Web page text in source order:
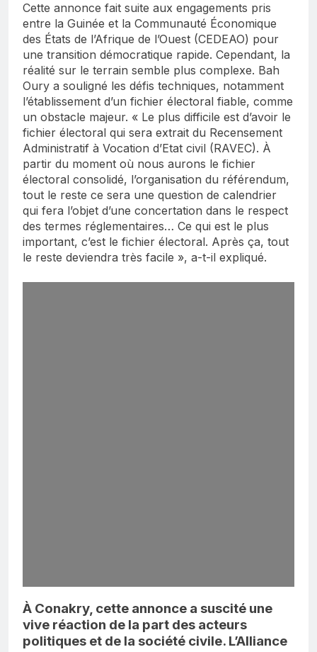
Cette annonce fait suite aux engagements pris
entre la Guinée et la Communauté Économique
des États de l’Afrique de l’Ouest (CEDEAO) pour
une transition démocratique rapide. Cependant, la
réalité sur le terrain semble plus complexe. Bah
Oury a souligné les défis techniques, notamment
l’établissement d’un fichier électoral fiable, comme
un obstacle majeur. « Le plus difficile est d’avoir le
fichier électoral qui sera extrait du Recensement
Administratif à Vocation d’Etat civil (RAVEC). À
partir du moment où nous aurons le fichier
électoral consolidé, l’organisation du référendum,
tout le reste ce sera une question de calendrier
qui fera l’objet d’une concertation dans le respect
des termes réglementaires… Ce qui est le plus
important, c’est le fichier électoral. Après ça, tout
le reste deviendra très facile », a-t-il expliqué.
À Conakry, cette annonce a suscité une
vive réaction de la part des acteurs
politiques et de la société civile. L’Alliance